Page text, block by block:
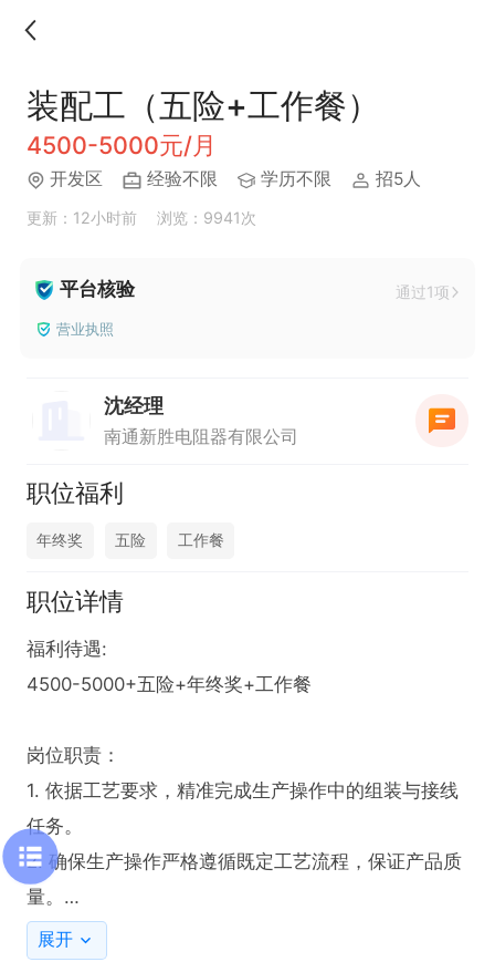
装配工（五险+工作餐）
4500-5000元/月
开发区 经验不限 学历不限 招5人
更新：12小时前 浏览：9941次
平台核验 通过1项
营业执照
沈经理
南通新胜电阻器有限公司
职位福利
年终奖 五险 工作餐
职位详情
福利待遇:
4500-5000+五险+年终奖+工作餐
岗位职责：
1. 依据工艺要求，精准完成生产操作中的组装与接线
任务。
2. 确保生产操作严格遵循既定工艺流程，保证产品质
量。
展开